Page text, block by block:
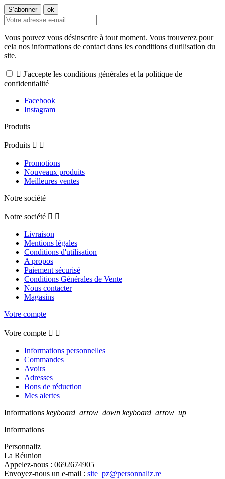
Vous pouvez vous désinscrire à tout moment. Vous trouverez pour
cela nos informations de contact dans les conditions d'utilisation du
site.
 J'accepte les conditions générales et la politique de
confidentialité
Facebook
Instagram
Produits
Produits  
Promotions
Nouveaux produits
Meilleures ventes
Notre société
Notre société  
Livraison
Mentions légales
Conditions d'utilisation
A propos
Paiement sécurisé
Conditions Générales de Vente
Nous contacter
Magasins
Votre compte
Votre compte  
Informations personnelles
Commandes
Avoirs
Adresses
Bons de réduction
Mes alertes
Informations keyboard_arrow_down keyboard_arrow_up
Informations
Personnaliz
La Réunion
Appelez-nous : 0692674905
Envoyez-nous un e-mail : site_pz@personnaliz.re